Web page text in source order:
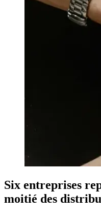
Six entreprises
moitié des